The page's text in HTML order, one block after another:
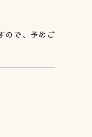
ので、予めご